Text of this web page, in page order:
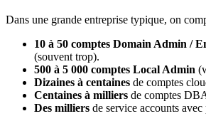
Dans une grande entreprise typique, on
10 à 50 comptes Domain Admin /
(souvent trop).
500 à 5 000 comptes Local Admin
Dizaines à centaines de comptes
Centaines à milliers de comptes
Des milliers de service accounts avec